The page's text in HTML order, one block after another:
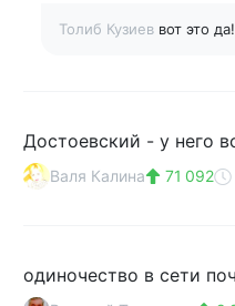
Толиб Кузиев вот это да!
Достоевский - у него
Валя Калина 71 092
одиночество в сети